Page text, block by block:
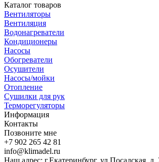
Каталог товаров
Вентиляторы
Вентиляция
Водонагреватели
Кондиционеры
Насосы
Обогреватели
Осушители
Насосы/мойки
Отопление
Сушилки для рук
Терморегуляторы
Информация
Контакты
Позвоните мне
+7 902 265 42 81
info@klimadel.ru